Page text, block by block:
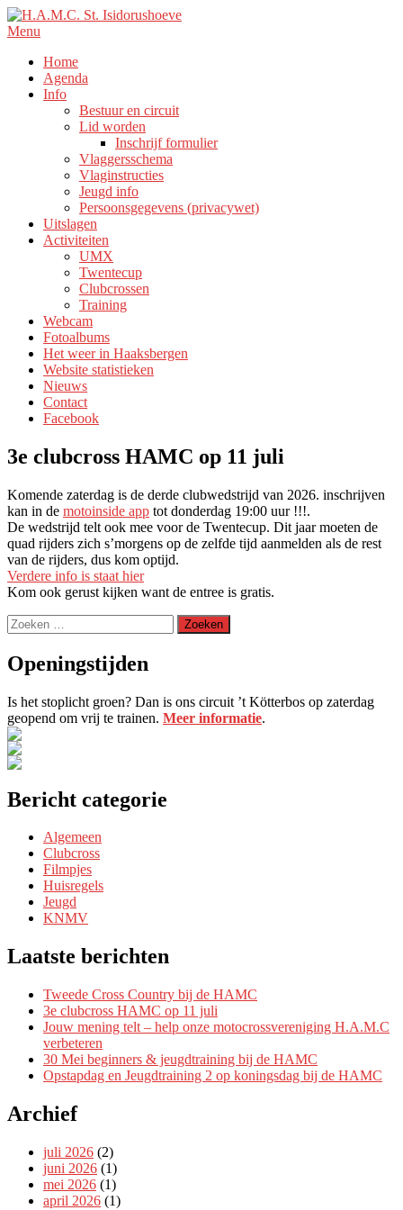
Ga
naar
inhoud
Menu
Home
Agenda
Info
Bestuur en circuit
Lid worden
Inschrijf formulier
Vlaggersschema
Vlaginstructies
Jeugd info
Persoonsgegevens (privacywet)
Uitslagen
Activiteiten
UMX
Twentecup
Clubcrossen
Training
Webcam
Fotoalbums
Het weer in Haaksbergen
Website statistieken
Nieuws
Contact
Facebook
3e clubcross HAMC op 11 juli
Komende zaterdag is de derde clubwedstrijd van 2026. inschrijven
kan in de motoinside app tot donderdag 19:00 uur !!!.
De wedstrijd telt ook mee voor de Twentecup. Dit jaar moeten de
quad rijders zich s’morgens op de zelfde tijd aanmelden als de rest
van de rijders, dus kom optijd.
Verdere info is staat hier
Kom ook gerust kijken want de entree is gratis.
Zoeken
naar:
Openingstijden
Is het stoplicht groen? Dan is ons circuit ’t Kötterbos op zaterdag
geopend om vrij te trainen. Meer informatie.
Bericht categorie
Algemeen
Clubcross
Filmpjes
Huisregels
Jeugd
KNMV
Laatste berichten
Tweede Cross Country bij de HAMC
3e clubcross HAMC op 11 juli
Jouw mening telt – help onze motocrossvereniging H.A.M.C
verbeteren
30 Mei beginners & jeugdtraining bij de HAMC
Opstapdag en Jeugdtraining 2 op koningsdag bij de HAMC
Archief
juli 2026 (2)
juni 2026 (1)
mei 2026 (1)
april 2026 (1)